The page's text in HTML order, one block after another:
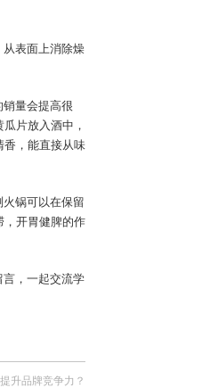
表面上消除燥
量会提高很
片放入酒中，
香，能直接从味
锅可以在保留
，开胃健脾的作
言，一起交流学
升品牌竞争力？